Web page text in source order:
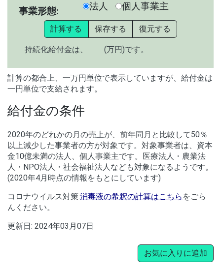
事業形態:
法人 個人事業主
計算する 保存する 復元する
持続化給付金は、 (万円)です。
計算の都合上、一万円単位で表示していますが、給付金は
一円単位で支給されます。
給付金の条件
2020年のどれかの月の売上が、前年同月と比較して50％
以上減少した事業者の方が対象です。対象事業者は、資本
金10億未満の法人、個人事業主です。医療法人・農業法
人・NPO法人・社会福祉法人なども対象になるようです。
(2020年4月時点の情報をもとにしています)
コロナウイルス対策:消毒液の希釈の計算はこちら をごら
んください。
更新日: 2024年03月07日
お気に入りに追加